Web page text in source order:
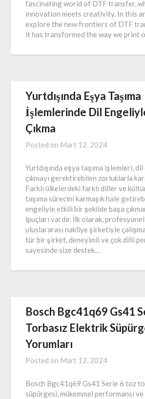
fascinating world of DTF transfer,
innovation meets creativity. In this
explore the new frontiers of DTF
it has transformed the way we print
Yurtdışında Eşya Taşıma
İşlemlerinde Dil
Çıkma
Posted on Mart 12, 2024
Yurtdışında eşya taşıma işlemleri,
çıkmayı gerektirebilen zorluklarla
Farklı ülkelerdeki farklı diller ve
taşıma sürecini karmaşık hale
engeliyle etkili bir şekilde başa
ipuçları vardır. İlk olarak,
uluslararası nakliye şirketiyle
tür bir şirket, deneyimli ve çok dilli
sayesinde size destek…
Bosch Bgc41q69 Gs41
Torbasız Elektrik
Yorumları
Posted on Mart 12, 2024
Bosch Bgc41q69 Gs41 Serie 6 toz
süpürgesi, mükemmel performansı ve